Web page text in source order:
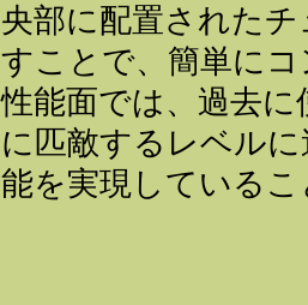
央部に配置された
すことで、簡単に
性能面では、過去
に匹敵するレベル
能を実現している